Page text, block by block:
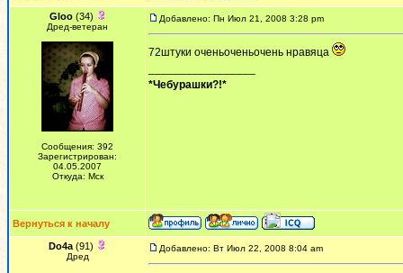
Gloo(34)
Дред-ветеран
Сообщения: 392
Зарегистрирован:
04.05.2007
Откуда: Мск
Добавлено: Пн Июл 21, 2008 3:28 pm
72штуки оченьоченьочень нравяца
*Чебурашки?!*
Вернуться к началу
Do4a (91)
Дред
Добавлено: Вт Июл 22, 2008 8:04 am